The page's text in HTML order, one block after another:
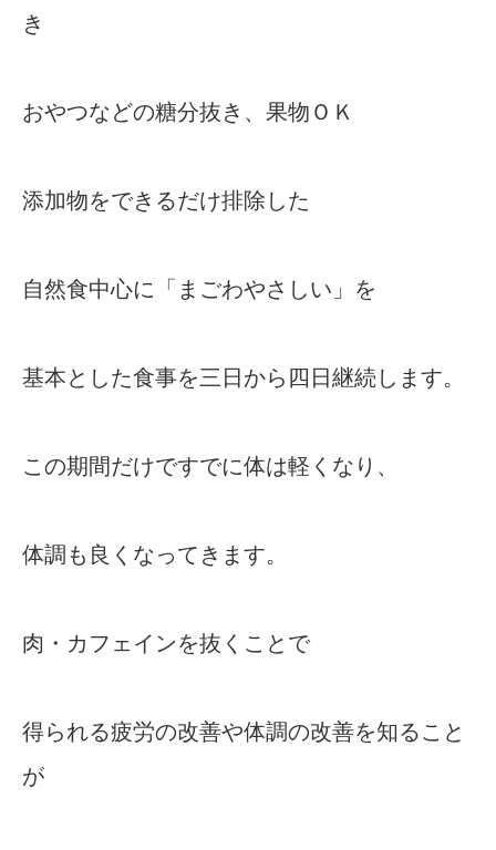
き
おやつなどの糖分抜き、果物ＯＫ
添加物をできるだけ排除した
自然食中心に「まごわやさしい」を
基本とした食事を三日から四日継続します。
この期間だけですでに体は軽くなり、
体調も良くなってきます。
肉・カフェインを抜くことで
得られる疲労の改善や体調の改善を知ること
が